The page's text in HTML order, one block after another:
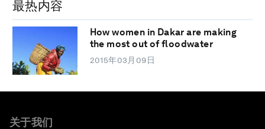
最热内容
How women in Dakar are making
the most out of floodwater
2015年03月09日
关于我们